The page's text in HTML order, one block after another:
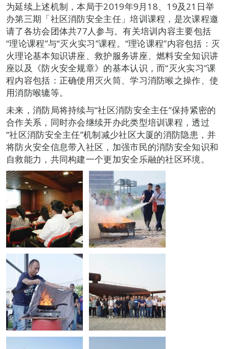
为延续上述机制，本局于2019年9月18、19及21日举
办第三期「社区消防安全主任」培训课程，是次课程邀
请了各坊会团体共77人参与。有关培训内容主要包括
“理论课程”与“灭火实习”课程。“理论课程”内容包括：灭
火理论基本知识讲座、救护服务讲座、燃料安全知识讲
座以及《防火安全规章》的基本认识，而“灭火实习”课
程内容包括：正确使用灭火筒、学习消防喉之操作、使
用消防喉辘等。
未来，消防局将持续与“社区消防安全主任”保持紧密的
合作关系，同时亦会继续开办此类型培训课程，透过
“社区消防安全主任”机制减少社区大厦的消防隐患，并
将防火安全信息带入社区，加强市民的消防安全知识和
自救能力，共同构建一个更加安全乐融的社区环境。